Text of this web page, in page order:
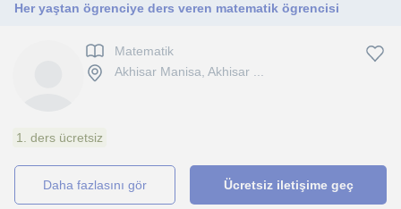
Her yaştan ögrenciye ders veren matematik ögrencisi
Matematik
Akhisar Manisa, Akhisar ...
1. ders ücretsiz
daha fazlasını gör Ücretsiz iletişime geç